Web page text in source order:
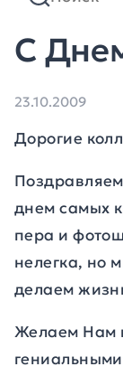
С
23.10.2009
Дорогие
днем самых
пера и
нелегка, но
делаем
Желаем Нам